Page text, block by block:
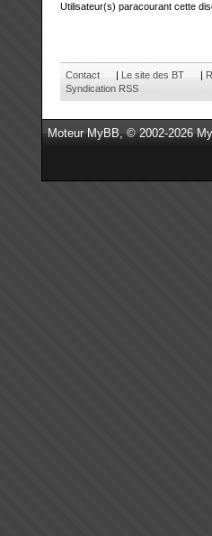
Utilisateur(s) paracourant cette
Contact | Le site des BT |
Syndication RSS
MoteurMyBB, © 2002-2026